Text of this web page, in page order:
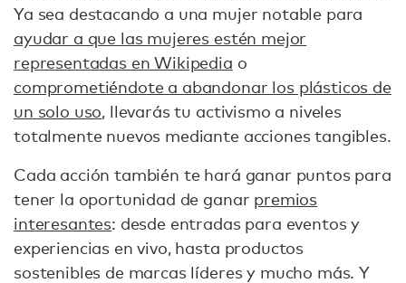
Ya sea destacando a una mujer notable para
ayudar a que las mujeres estén mejor
representadas en Wikipedia o
comprometiéndote a abandonar los plásticos de
un solo uso, llevarás tu activismo a niveles
totalmente nuevos mediante acciones tangibles.
Cada acción también te hará ganar puntos para
tener la oportunidad de ganar premios
interesantes: desde entradas para eventos y
experiencias en vivo, hasta productos
sostenibles de marcas líderes y mucho más. Y